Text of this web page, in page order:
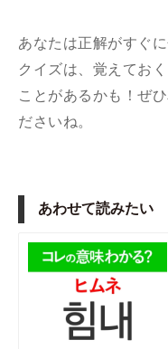
あなたは正解がすぐ
クイズは、覚えてお
ことがあるかも！ぜ
ださいね。
あわせて読みたい